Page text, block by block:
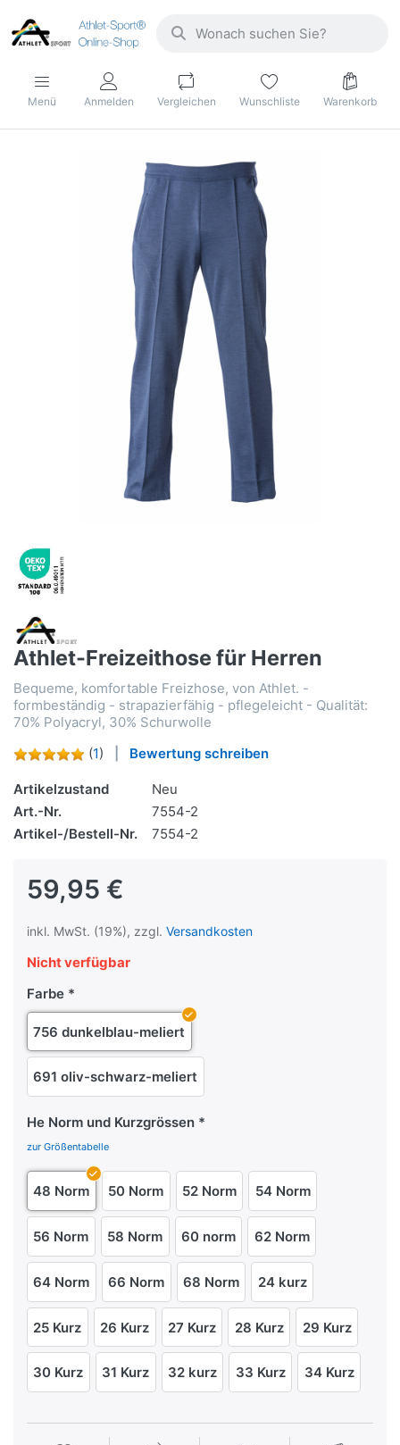
Menü Anmelden Vergleichen Wunschliste Warenkorb
Athlet-Freizeithose für Herren
Bequeme, komfortable Freizhose, von Athlet. -
formbeständig - strapazierfähig - pflegeleicht - Qualität:
70% Polyacryl, 30% Schurwolle
(1) Bewertung schreiben
Artikelzustand
Neu
Art.-Nr.
7554-2
Artikel-/Bestell-Nr.
7554-2
59,95 €
inkl. MwSt. (19%), zzgl. Versandkosten
Nicht verfügbar
Farbe
756 dunkelblau-meliert
691 oliv-schwarz-meliert
He Norm und Kurzgrössen
zur Größentabelle
48 Norm 50 Norm 52 Norm 54 Norm
56 Norm 58 Norm 60 norm 62 Norm
64 Norm 66 Norm 68 Norm 24 kurz
25 Kurz 26 Kurz 27 Kurz 28 Kurz 29 Kurz
30 Kurz 31 Kurz 32 kurz 33 Kurz 34 Kurz